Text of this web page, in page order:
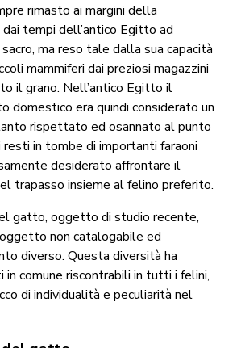
rimasto ai margini della
tempi dell’antico Egitto ad
ma reso tale dalla sua capacità
mammiferi dai preziosi magazzini
il grano. Nell’antico Egitto il
domestico era quindi considerato un
rispettato ed osannato al punto
resti in tombe di importanti faraoni
desiderato affrontare il
trapasso insieme al felino preferito.
gatto, oggetto di studio recente,
non catalogabile ed
diverso. Questa diversità ha
comune riscontrabili in tutti i felini,
di individualità e peculiarità nel